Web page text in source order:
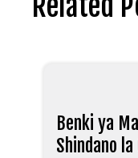
Benki ya
Shindano